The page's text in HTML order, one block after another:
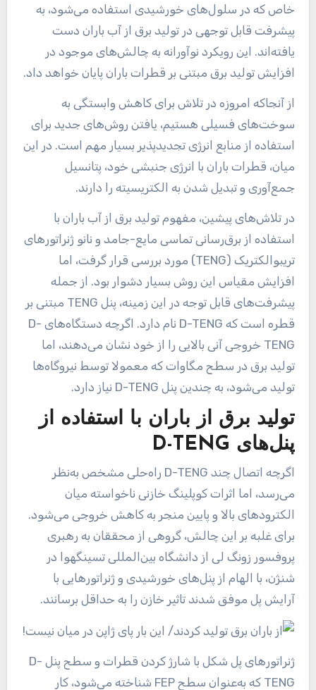
خاص که در سلول‌های خورشیدی استفاده می‌شود، به
پیشرفت قابل توجهی در تولید برق از آب باران دست
یافته‌اند. این رویکرد نوآورانه به چالش‌های موجود در
افزایش تولید برق مبتنی بر قطرات باران پایان خواهد داد.
از آنجاکه امروزه در تلاش برای کاهش وابستگی به
سوخت‌های فسیلی هستیم، یافتن روش‌های جدید برای
استفاده از منابع انرژی تجدیدپذیر بسیار مهم است. در این
میان، قطرات باران با انرژی جنبشی خود، پتانسیل
جمع‌آوری و تبدیل شدن به الکتریسیته را دارند.
در تلاش‌های پیشین، مفهوم تولید برق از آب باران با
استفاده از برق‌رسانی تماسی مایع-جامد و نانو ژنراتورهای
تریبوالکتریک (TENG) مورد بررسی قرار گرفت، اما
افزایش مقیاس این روش بسیار دشوار بود. از جمله
پیشرفت‌های قابل توجه در این زمینه، پنل TENG مبتنی بر
قطره است که D-TENG نام دارد. اگرچه دستگاه‌های D-
TENG خروجی آنی بالایی را از خود نشان می‌دهند، اما
تولید برق در سطح مگاوات که معمولا توسط نیروگاه‌ها
تولید می‌شود، به چندین پنل D-TENG نیاز دارد.
تولید برق از باران با استفاده از
پنل‌های D-TENG
اگرچه اتصال چند D-TENG راه‌حلی مشخص به‌نظر
می‌رسد، اما اثرات کوپلینگ خازنی ناخواسته میان
الکترودهای بالا و پایین منجر به کاهش خروجی می‌شود.
برای غلبه بر این چالش، گروهی از محققان به رهبری
پروفسور زونگ لی از دانشگاه بین‌المللی تسینگهوا در
شنژن، با الهام از پنل‌های خورشیدی و ژنراتورهایی با
آرایش پل موفق شدند تاثیر خازن را به حداقل برسانند.
ژنراتورهای پل شکل با شارژ کردن قطرات و سطح پنل D-
TENG که به‌عنوان سطح FEP شناخته می‌شود، کار